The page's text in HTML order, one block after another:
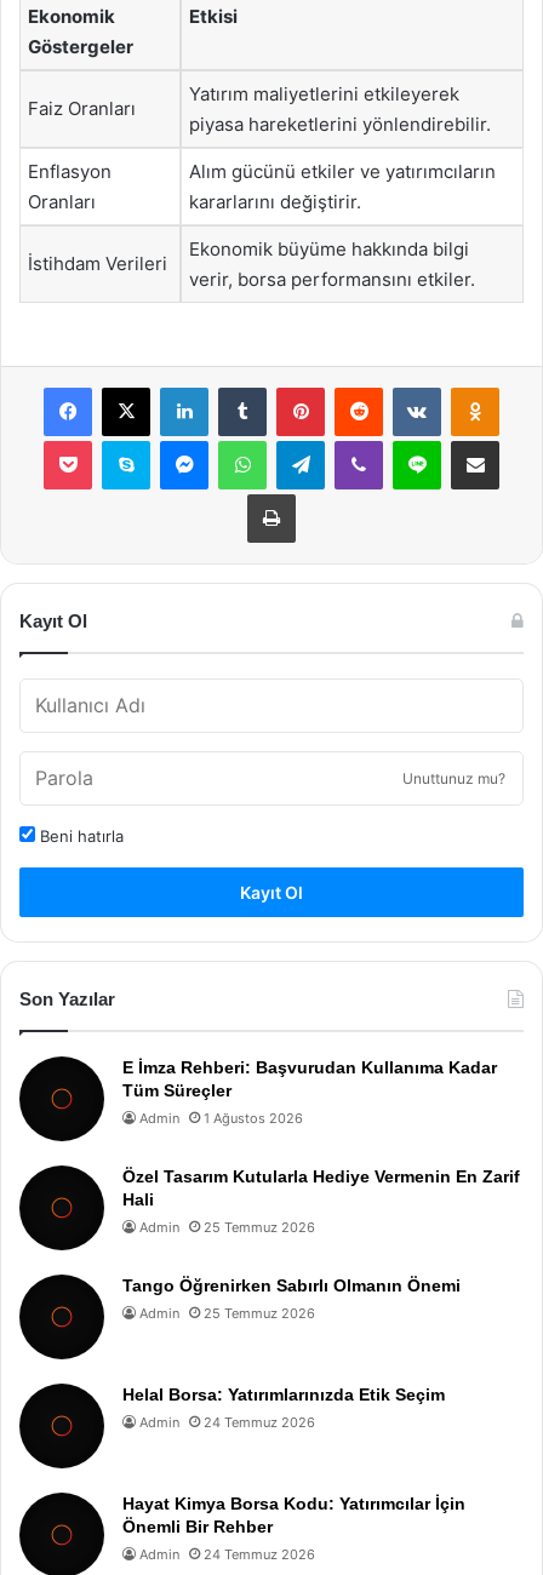
Ekonomik
Göstergeler
Etkisi
Faiz Oranları
Yatırım maliyetlerini etkileyerek
piyasa hareketlerini yönlendirebilir.
Enflasyon
Oranları
Alım gücünü etkiler ve yatırımcıların
kararlarını değiştirir.
İstihdam Verileri
Ekonomik büyüme hakkında bilgi
verir, borsa performansını etkiler.
Facebook
X LinkedInTumblr PinterestReddit VKontakte
Pocket Skype MessengerWhatsAppTelegramViber Line E-Posta ile
Yazdır
Kayıt Ol
Unuttunuz mu?
Beni hatırla
Kayıt Ol
Son Yazılar
E İmza Rehberi: Başvurudan Kullanıma Kadar
Tüm Süreçler
Admin 1 Ağustos 2026
Özel Tasarım Kutularla Hediye Vermenin En Zarif
Hali
Admin 25 Temmuz 2026
Tango Öğrenirken Sabırlı Olmanın Önemi
Admin 25 Temmuz 2026
Helal Borsa: Yatırımlarınızda Etik Seçim
Admin 24 Temmuz 2026
Hayat Kimya Borsa Kodu: Yatırımcılar İçin
Önemli Bir Rehber
Admin 24 Temmuz 2026